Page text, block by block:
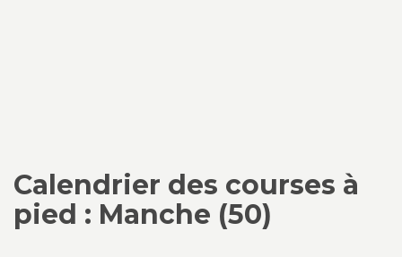
Calendrier des courses à
pied : Manche (50)